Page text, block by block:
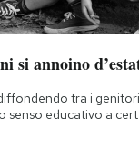
si annoino
tra i
senso educativo a